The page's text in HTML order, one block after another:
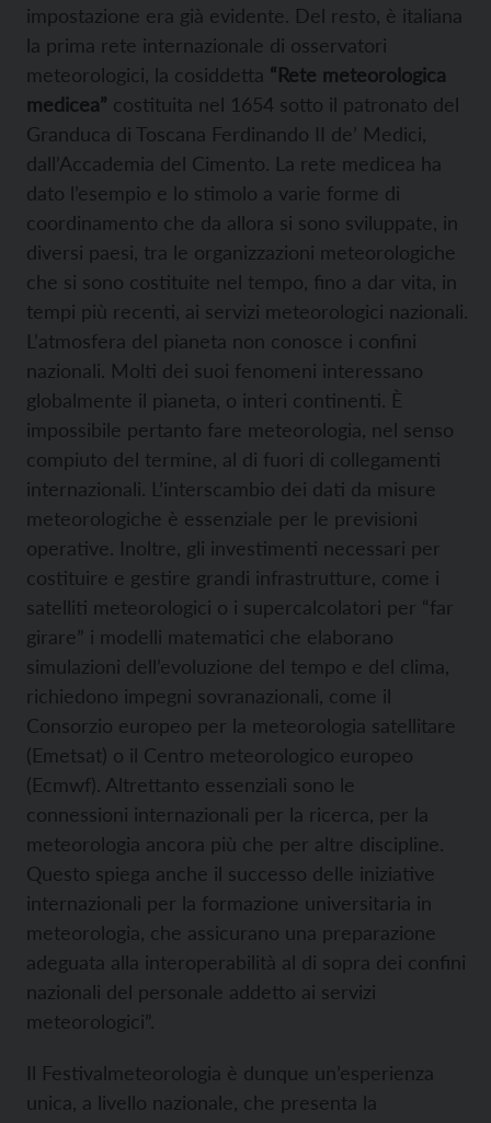
impostazione era già evidente. Del resto, è italiana
la prima rete internazionale di osservatori
meteorologici, la cosiddetta “Rete meteorologica
medicea” costituita nel 1654 sotto il patronato del
Granduca di Toscana Ferdinando II de’ Medici,
dall’Accademia del Cimento. La rete medicea ha
dato l’esempio e lo stimolo a varie forme di
coordinamento che da allora si sono sviluppate, in
diversi paesi, tra le organizzazioni meteorologiche
che si sono costituite nel tempo, fino a dar vita, in
tempi più recenti, ai servizi meteorologici nazionali.
L’atmosfera del pianeta non conosce i confini
nazionali. Molti dei suoi fenomeni interessano
globalmente il pianeta, o interi continenti. È
impossibile pertanto fare meteorologia, nel senso
compiuto del termine, al di fuori di collegamenti
internazionali. L’interscambio dei dati da misure
meteorologiche è essenziale per le previsioni
operative. Inoltre, gli investimenti necessari per
costituire e gestire grandi infrastrutture, come i
satelliti meteorologici o i supercalcolatori per “far
girare” i modelli matematici che elaborano
simulazioni dell’evoluzione del tempo e del clima,
richiedono impegni sovranazionali, come il
Consorzio europeo per la meteorologia satellitare
(Emetsat) o il Centro meteorologico europeo
(Ecmwf). Altrettanto essenziali sono le
connessioni internazionali per la ricerca, per la
meteorologia ancora più che per altre discipline.
Questo spiega anche il successo delle iniziative
internazionali per la formazione universitaria in
meteorologia, che assicurano una preparazione
adeguata alla interoperabilità al di sopra dei confini
nazionali del personale addetto ai servizi
meteorologici”.
Il Festivalmeteorologia è dunque un’esperienza
unica, a livello nazionale, che presenta la